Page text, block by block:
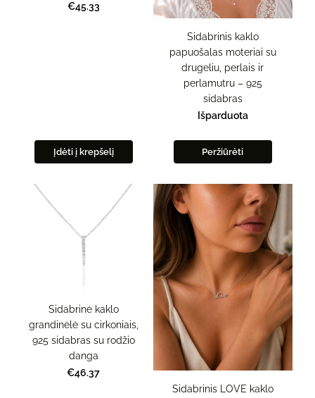
€45.33
Įdėti į krepšelį
Sidabrinis kaklo
papuošalas moteriai su
drugeliu, perlais ir
perlamutru – 925
sidabras
Išparduota
Peržiūrėti
Sidabrinė kaklo
grandinėlė su cirkoniais,
925 sidabras su rodžio
danga
€46.37
Sidabrinis LOVE kaklo